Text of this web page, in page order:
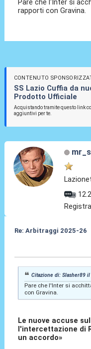
Pare che l'Inter si
rapporti con Gravina.
CONTENUTO
SS Lazio Cuffia da
Prodotto Ufficiale
Acquistando tramite questo link
aggiuntivi per te.
Re: Arbitraggi 2025-26
Citazione di: Slasher89
Pare che l'Inter si
con Gravina.
Le nuove accuse
l'intercettazione di
un accordo»